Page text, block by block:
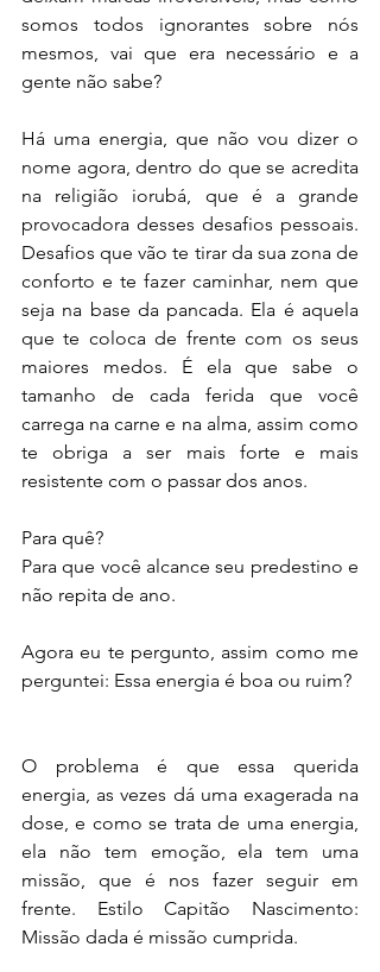
somos todos ignorantes sobre nós
mesmos, vai que era necessário e a
gente não sabe?
Há uma energia, que não vou dizer o
nome agora, dentro do que se acredita
na religião iorubá, que é a grande
provocadora desses desafios pessoais.
Desafios que vão te tirar da sua zona de
conforto e te fazer caminhar, nem que
seja na base da pancada. Ela é aquela
que te coloca de frente com os seus
maiores medos. É ela que sabe o
tamanho de cada ferida que você
carrega na carne e na alma, assim como
te obriga a ser mais forte e mais
resistente com o passar dos anos.
Para quê?
Para que você alcance seu predestino e
não repita de ano.
Agora eu te pergunto, assim como me
perguntei: Essa energia é boa ou ruim?
O problema é que essa querida
energia, as vezes dá uma exagerada na
dose, e como se trata de uma energia,
ela não tem emoção, ela tem uma
missão, que é nos fazer seguir em
frente. Estilo Capitão Nascimento:
Missão dada é missão cumprida.